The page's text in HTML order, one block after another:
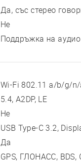
Да, със стерео
Не
Поддръжка на
Wi-Fi 802.11 a/b/g/
5.4, A2DP, LE
Не
USB Type-C 3.2,
Да
GPS, ГЛОНАСС, BDS,